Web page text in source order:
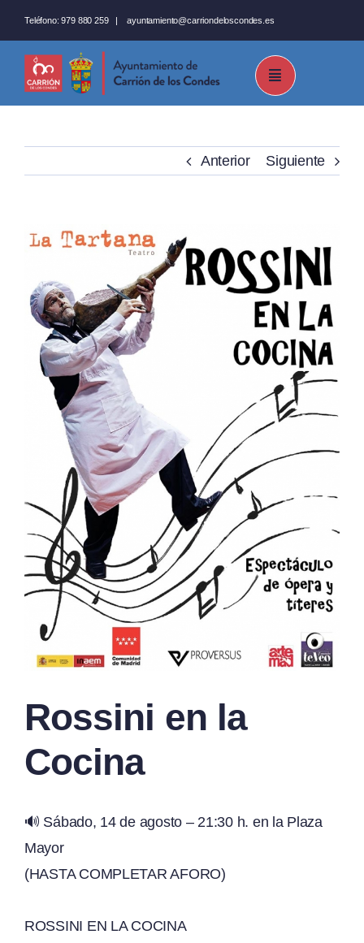
al
contenido
Teléfono: 979 880 259 |ayuntamiento@carriondeloscondes.es
Anterior Siguiente
Ver
más
grande
Rossini en la
Cocina
🔊 Sábado, 14 de agosto – 21:30 h. en la Plaza
Mayor
(HASTA COMPLETAR AFORO)
ROSSINI EN LA COCINA